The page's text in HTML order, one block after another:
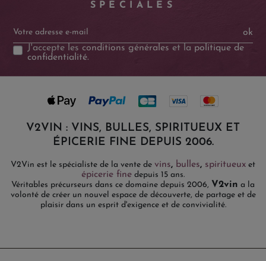
SPÉCIALES
ok
J'accepte lesconditions générales et la politique de
confidentialité.
V2VIN : VINS, BULLES, SPIRITUEUX ET
ÉPICERIE FINE DEPUIS 2006.
V2Vin est le spécialiste de la vente de vins, bulles, spiritueux et
épicerie fine depuis 15 ans.
Véritables précurseurs dans ce domaine depuis 2006, V2vin a la
volonté de créer un nouvel espace de découverte, de partage et de
plaisir dans un esprit d'exigence et de convivialité.